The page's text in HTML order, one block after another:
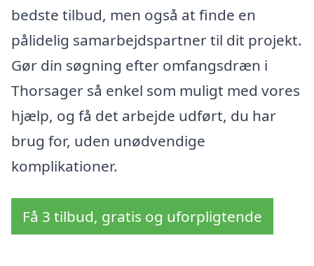
bedste tilbud, men også at finde en
pålidelig samarbejdspartner til dit projekt.
Gør din søgning efter omfangsdræn i
Thorsager så enkel som muligt med vores
hjælp, og få det arbejde udført, du har
brug for, uden unødvendige
komplikationer.
Få 3 tilbud, gratis og uforpligtende